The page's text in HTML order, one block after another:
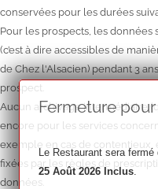
conservées pour les durées
Pour les prospects, les
(c’est à dire accessibles de
de Chez l'Alsacien) pendant 3
prospect.
Aucun archivage intermédiaire
encore pour les services
exemple en cas de contentieux,
fixées par les règles de
données.
Fermeture
Le Restaurant sera
25 Août 2026 Inclus